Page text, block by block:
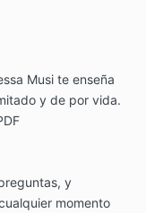
Musi te enseña
y de por vida.
y
momento